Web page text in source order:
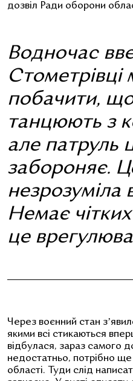
дозвіл Ради оборони
Водночас
побачити,
танцюють з
але патруль
забороняє.
незрозуміла
Немає
це
Через воєнний стан
якими всі стикаються
відбулася, зараз самого
недостатньо, потрібно
області. Туди слід